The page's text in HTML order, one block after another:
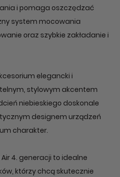
i pomaga oszczędzać
system mocowania
oraz szybkie zakładanie i
elegancki i
stylowym akcentem
niebieskiego doskonale
designem urządzeń
charakter.
4. generacji to idealne
którzy chcą skutecznie